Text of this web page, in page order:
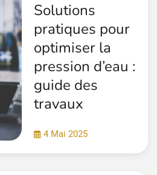
Solutions
pratiques pour
optimiser la
pression d’eau :
guide des
travaux
4 Mai 2025